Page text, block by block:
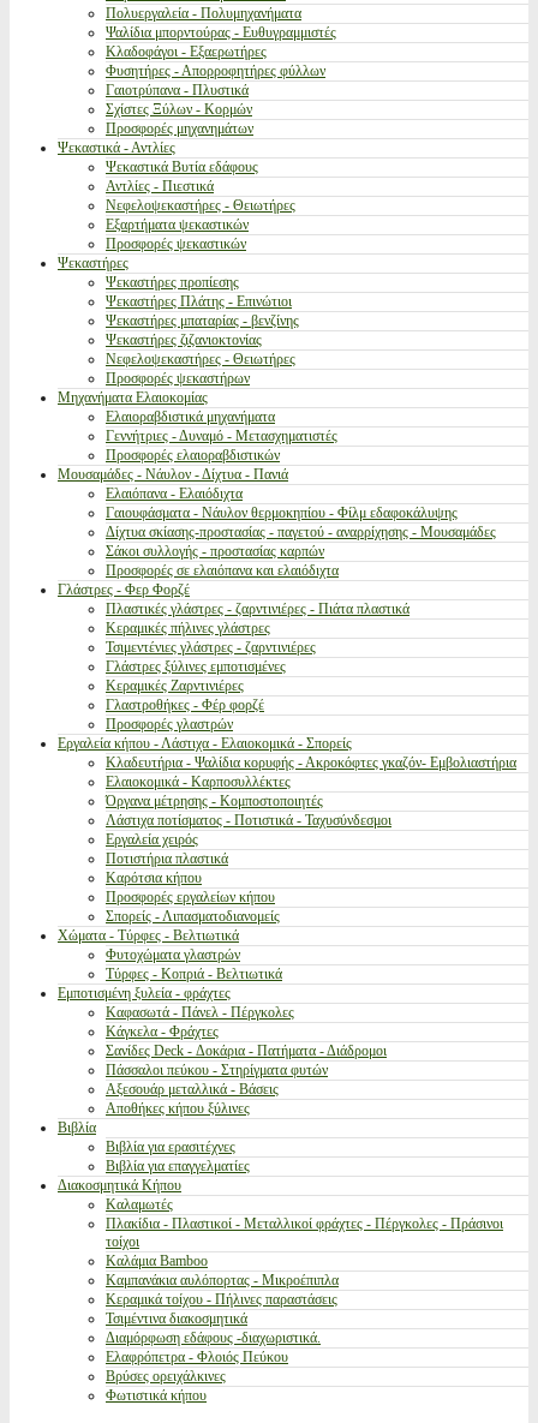
Πολυεργαλεία - Πολυμηχανήματα
Ψαλίδια μπορντούρας - Ευθυγραμμιστές
Κλαδοφάγοι - Εξαερωτήρες
Φυσητήρες - Απορροφητήρες φύλλων
Γαιοτρύπανα - Πλυστικά
Σχίστες Ξύλων - Κορμών
Προσφορές μηχανημάτων
Ψεκαστικά - Αντλίες
Ψεκαστικά Βυτία εδάφους
Αντλίες - Πιεστικά
Νεφελοψεκαστήρες - Θειωτήρες
Εξαρτήματα ψεκαστικών
Προσφορές ψεκαστικών
Ψεκαστήρες
Ψεκαστήρες προπίεσης
Ψεκαστήρες Πλάτης - Επινώτιοι
Ψεκαστήρες μπαταρίας - βενζίνης
Ψεκαστήρες ζιζανιοκτονίας
Νεφελοψεκαστήρες - Θειωτήρες
Προσφορές ψεκαστήρων
Μηχανήματα Ελαιοκομίας
Ελαιοραβδιστικά μηχανήματα
Γεννήτριες - Δυναμό - Μετασχηματιστές
Προσφορές ελαιοραβδιστικών
Μουσαμάδες - Νάυλον - Δίχτυα - Πανιά
Ελαιόπανα - Ελαιόδιχτα
Γαιουφάσματα - Νάυλον θερμοκηπίου - Φίλμ εδαφοκάλυψης
Δίχτυα σκίασης-προστασίας - παγετού - αναρρίχησης - Μουσαμάδες
Σάκοι συλλογής - προστασίας καρπών
Προσφορές σε ελαιόπανα και ελαιόδιχτα
Γλάστρες - Φερ Φορζέ
Πλαστικές γλάστρες - ζαρντινιέρες - Πιάτα πλαστικά
Κεραμικές πήλινες γλάστρες
Τσιμεντένιες γλάστρες - ζαρντινιέρες
Γλάστρες ξύλινες εμποτισμένες
Κεραμικές Ζαρντινιέρες
Γλαστροθήκες - Φέρ φορζέ
Προσφορές γλαστρών
Εργαλεία κήπου - Λάστιχα - Ελαιοκομικά - Σπορείς
Κλαδευτήρια - Ψαλίδια κορυφής - Ακροκόφτες γκαζόν- Εμβολιαστήρια
Ελαιοκομικά - Καρποσυλλέκτες
Όργανα μέτρησης - Κομποστοποιητές
Λάστιχα ποτίσματος - Ποτιστικά - Ταχυσύνδεσμοι
Εργαλεία χειρός
Ποτιστήρια πλαστικά
Καρότσια κήπου
Προσφορές εργαλείων κήπου
Σπορείς - Λιπασματοδιανομείς
Χώματα - Τύρφες - Βελτιωτικά
Φυτοχώματα γλαστρών
Τύρφες - Κοπριά - Βελτιωτικά
Εμποτισμένη ξυλεία - φράχτες
Καφασωτά - Πάνελ - Πέργκολες
Κάγκελα - Φράχτες
Σανίδες Deck - Δοκάρια - Πατήματα - Διάδρομοι
Πάσσαλοι πεύκου - Στηρίγματα φυτών
Αξεσουάρ μεταλλικά - Βάσεις
Αποθήκες κήπου ξύλινες
Βιβλία
Βιβλία για ερασιτέχνες
Βιβλία για επαγγελματίες
Διακοσμητικά Κήπου
Καλαμωτές
Πλακίδια - Πλαστικοί - Μεταλλικοί φράχτες - Πέργκολες - Πράσινοι
τοίχοι
Καλάμια Bamboo
Καμπανάκια αυλόπορτας - Μικροέπιπλα
Κεραμικά τοίχου - Πήλινες παραστάσεις
Τσιμέντινα διακοσμητικά
Διαμόρφωση εδάφους -διαχωριστικά.
Ελαφρόπετρα - Φλοιός Πεύκου
Βρύσες ορειχάλκινες
Φωτιστικά κήπου